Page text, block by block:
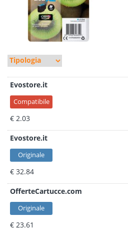
Evostore.it
Compatibile
€ 2.03
Evostore.it
Originale
€ 32.84
OfferteCartucce.com
Originale
€ 23.61